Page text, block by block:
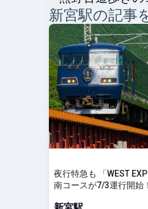
新宮駅の記事
夜行特急も 「WEST
南コースが7/3運行開始